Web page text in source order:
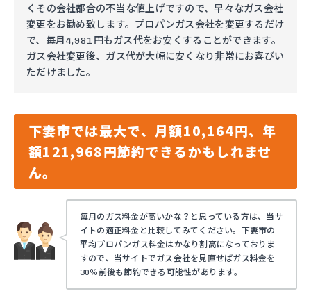
くその会社都合の不当な値上げですので、早々なガス会社
変更をお勧め致します。プロパンガス会社を変更するだけ
で、毎月4,981円もガス代をお安くすることができます。
ガス会社変更後、ガス代が大幅に安くなり非常にお喜びい
ただけました。
下妻市では最大で、月額10,164円、年
額121,968円節約できるかもしれませ
ん。
毎月のガス料金が高いかな？と思っている方は、当サ
イトの適正料金と比較してみてください。下妻市の
平均プロパンガス料金はかなり割高になっておりま
すので、当サイトでガス会社を見直せばガス料金を
30％前後も節約できる可能性があります。